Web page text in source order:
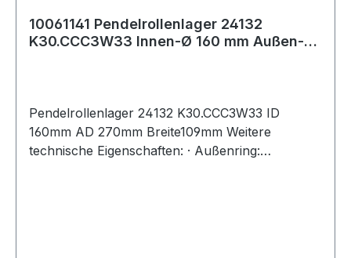
10061141 Pendelrollenlager 24132
K30.CCC3W33 Innen-Ø 160 mm Außen-Ø
Pendelrollenlager 24132 K30.CCC3W33 ID
160mm AD 270mm Breite109mm Weitere
technische Eigenschaften: · Außenring: